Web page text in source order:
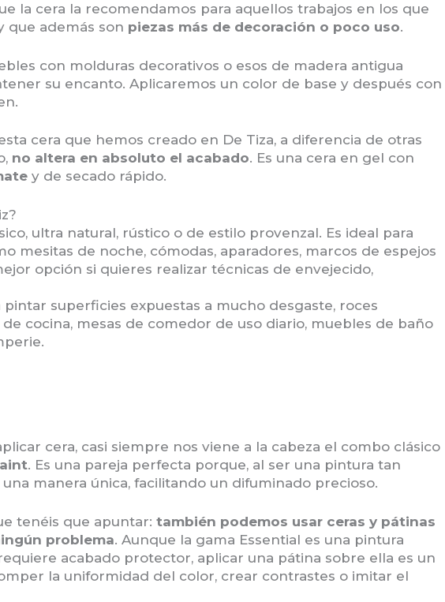
la cera la recomendamos para aquellos trabajos en los que
que además son piezas más de decoración o poco uso.
con molduras decorativos o esos de madera antigua
su encanto. Aplicaremos un color de base y después con
cera que hemos creado en De Tiza, a diferencia de otras
no altera en absoluto el acabado. Es una cera en gel con
y de secado rápido.
ultra natural, rústico o de estilo provenzal. Es ideal para
mesitas de noche, cómodas, aparadores, marcos de espejos
opción si quieres realizar técnicas de envejecido,
pintar superficies expuestas a mucho desgaste, roces
cocina, mesas de comedor de uso diario, muebles de baño
cera, casi siempre nos viene a la cabeza el combo clásico
. Es una pareja perfecta porque, al ser una pintura tan
manera única, facilitando un difuminado precioso.
tenéis que apuntar: también podemos usar ceras y pátinas
problema. Aunque la gama Essential es una pintura
acabado protector, aplicar una pátina sobre ella es un
la uniformidad del color, crear contrastes o imitar el